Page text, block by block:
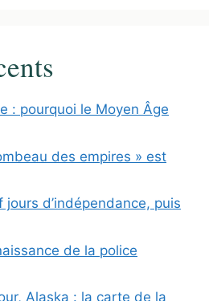
: pourquoi le Moyen Âge
des empires » est
d’indépendance, puis
de la police
Alaska : la carte de la